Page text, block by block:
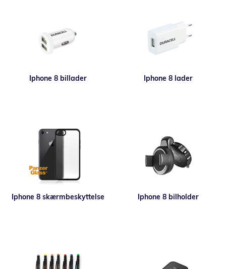
Iphone 8 billader Iphone 8 lader
Iphone 8 skærmbeskyttelse Iphone 8 bilholder